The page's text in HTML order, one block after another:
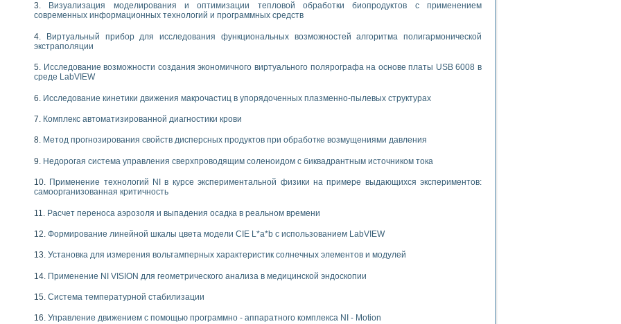
теории Коммутации
работы «Имитационное моделирование погрешностей канала измерения температуры» в среде LabVIEW
в среде LabVIEW
национального проекта «Образование» технологий NATIONAL INSTRUMENTS в Нижегородском госуниверситете им. Н.И. Лобачевского
решателей обыкновенных дифференциальных уравнений инструментальных систем моделирования
практикумов на кафедре информационных систем МИРЭА
практикума по электронике кафедры информационных систем МИРЭА
по электротехнике в среде MULTISIM
«Технологии NATIONAL INSTRUMENTS» в ростовском колледже связи и информатики
постоянного тока
электромагнитного поля для испытаний изделий авионики
ИИС на базе оборудования NI CompactDAQ
Визуализация моделирования и оптимизации тепловой обработки биопродуктов с применением
современных информационных технологий и программных средств
Виртуальный прибор для исследования функциональных возможностей алгоритма полигармонической
экстраполяции
Исследование возможности создания экономичного виртуального полярографа на основе платы USB 6008 в
среде LabVIEW
Исследование кинетики движения макрочастиц в упорядоченных плазменно-пылевых структурах
Комплекс автоматизированной диагностики крови
Метод прогнозирования свойств дисперсных продуктов при обработке возмущениями давления
Недорогая система управления сверхпроводящим соленоидом с биквадрантным источником тока
Применение технологий NI в курсе экспериментальной физики на примере выдающихся экспериментов:
самоорганизованная критичность
Расчет переноса аэрозоля и выпадения осадка в реальном времени
Формирование линейной шкалы цвета модели CIE L*a*b с использованием LabVIEW
Установка для измерения вольтамперных характеристик солнечных элементов и модулей
Применение NI VISION для геометрического анализа в медицинской эндоскопии
Система температурной стабилизации
Управление движением с помощью программно - аппаратного комплекса NI - Motion